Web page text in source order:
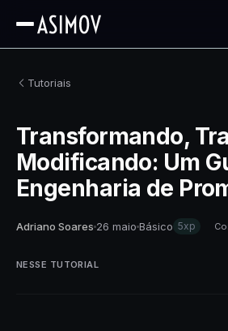
Tutoriais
Transformando,
Modificando: Um
Engenharia de
Adriano Soares 26 maio Básico 5xp
NESSE TUTORIAL